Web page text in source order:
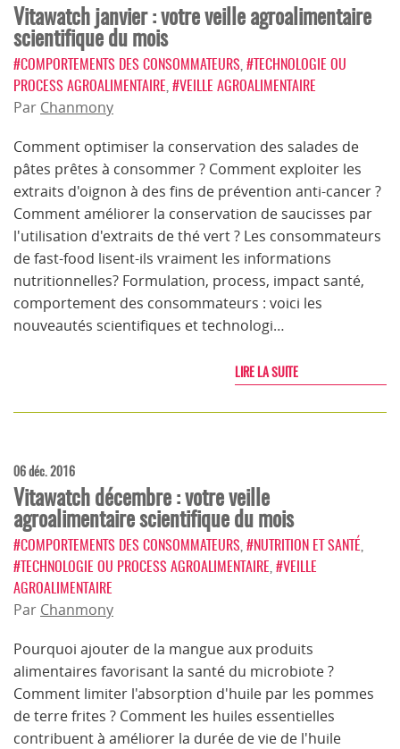
Vitawatch janvier : votre veille agroalimentaire
scientifique du mois
#COMPORTEMENTS DES CONSOMMATEURS #TECHNOLOGIE OU
PROCESS AGROALIMENTAIRE #VEILLE AGROALIMENTAIRE
Par Chanmony
Comment optimiser la conservation des salades de
pâtes prêtes à consommer ? Comment exploiter les
extraits d'oignon à des fins de prévention anti-cancer ?
Comment améliorer la conservation de saucisses par
l'utilisation d'extraits de thé vert ? Les consommateurs
de fast-food lisent-ils vraiment les informations
nutritionnelles? Formulation, process, impact santé,
comportement des consommateurs : voici les
nouveautés scientifiques et technologi…
LIRE LA SUITE
06 déc. 2016
Vitawatch décembre : votre veille
agroalimentaire scientifique du mois
#COMPORTEMENTS DES CONSOMMATEURS #NUTRITION ET SANTÉ
#TECHNOLOGIE OU PROCESS AGROALIMENTAIRE #VEILLE
AGROALIMENTAIRE
Par Chanmony
Pourquoi ajouter de la mangue aux produits
alimentaires favorisant la santé du microbiote ?
Comment limiter l'absorption d'huile par les pommes
de terre frites ? Comment les huiles essentielles
contribuent à améliorer la durée de vie de l'huile